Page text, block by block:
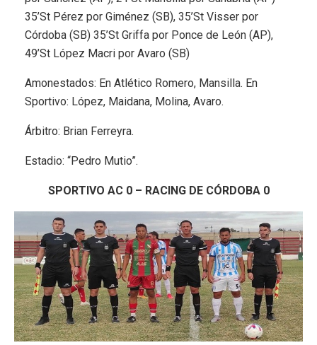
35’St Pérez por Giménez (SB), 35’St Visser por
Córdoba (SB) 35’St Griffa por Ponce de León (AP),
49’St López Macri por Avaro (SB)
Amonestados: En Atlético Romero, Mansilla. En
Sportivo: López, Maidana, Molina, Avaro.
Árbitro: Brian Ferreyra.
Estadio: “Pedro Mutio”.
SPORTIVO AC 0 – RACING DE CÓRDOBA 0